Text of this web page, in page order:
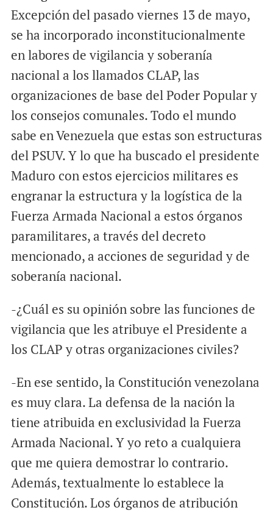
Excepción del pasado viernes 13 de mayo,
se ha incorporado inconstitucionalmente
en labores de vigilancia y soberanía
nacional a los llamados CLAP, las
organizaciones de base del Poder Popular y
los consejos comunales. Todo el mundo
sabe en Venezuela que estas son estructuras
del PSUV. Y lo que ha buscado el presidente
Maduro con estos ejercicios militares es
engranar la estructura y la logística de la
Fuerza Armada Nacional a estos órganos
paramilitares, a través del decreto
mencionado, a acciones de seguridad y de
soberanía nacional.
-¿Cuál es su opinión sobre las funciones de
vigilancia que les atribuye el Presidente a
los CLAP y otras organizaciones civiles?
-En ese sentido, la Constitución venezolana
es muy clara. La defensa de la nación la
tiene atribuida en exclusividad la Fuerza
Armada Nacional. Y yo reto a cualquiera
que me quiera demostrar lo contrario.
Además, textualmente lo establece la
Constitución. Los órganos de atribución